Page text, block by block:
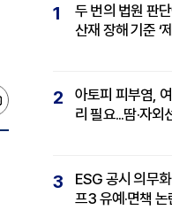
1
두 번의 법원 판
산재 장해 기준 ‘
2
아토피 피부염,
리 필요...땀·자외
3
ESG 공시 의무
프3 유예·면책 논